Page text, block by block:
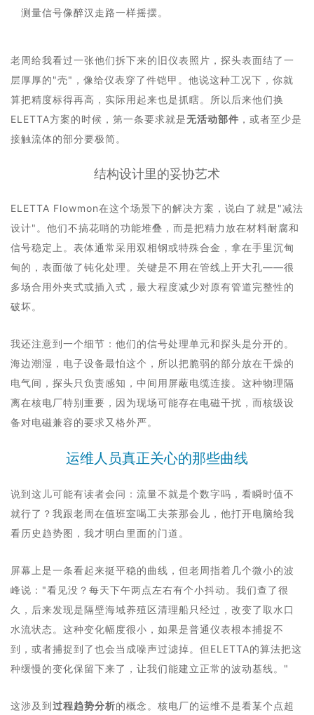
测量信号像醉汉走路一样摇摆。
老周给我看过一张他们拆下来的旧仪表照片，探头表面结了一
层厚厚的"壳"，像给仪表穿了件铠甲。他说这种工况下，你就
算把精度标得再高，实际用起来也是抓瞎。所以后来他们换
ELETTA方案的时候，第一条要求就是无活动部件 ，或者至少是
接触流体的部分要极简。
结构设计里的妥协艺术
ELETTA Flowmon在这个场景下的解决方案，说白了就是"减法
设计"。他们不搞花哨的功能堆叠，而是把精力放在材料耐腐和
信号稳定上。表体通常采用双相钢或特殊合金，拿在手里沉甸
甸的，表面做了钝化处理。关键是不用在管线上开大孔——很
多场合用外夹式或插入式，最大程度减少对原有管道完整性的
破坏。
我还注意到一个细节：他们的信号处理单元和探头是分开的。
海边潮湿，电子设备最怕这个，所以把脆弱的部分放在干燥的
电气间，探头只负责感知，中间用屏蔽电缆连接。这种物理隔
离在核电厂特别重要，因为现场可能存在电磁干扰，而核级设
备对电磁兼容的要求又格外严。
运维人员真正关心的那些曲线
说到这儿可能有读者会问：流量不就是个数字吗，看瞬时值不
就行了？我跟老周在值班室喝工夫茶那会儿，他打开电脑给我
看历史趋势图，我才明白里面的门道。
屏幕上是一条看起来挺平稳的曲线，但老周指着几个微小的波
峰说："看见没？每天下午两点左右有个小抖动。我们查了很
久，后来发现是隔壁海域养殖区清理船只经过，改变了取水口
水流状态。这种变化幅度很小，如果是普通仪表根本捕捉不
到，或者捕捉到了也会当成噪声过滤掉。但ELETTA的算法把这
种缓慢的变化保留下来了，让我们能建立正常的波动基线。"
这涉及到过程趋势分析的概念。核电厂的运维不是看某个点超